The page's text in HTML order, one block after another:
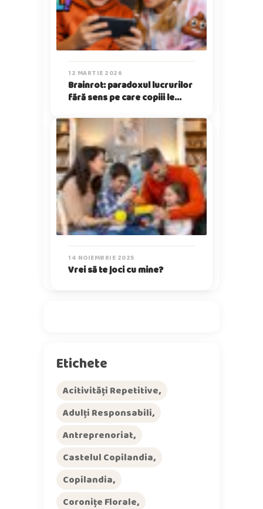
12 MARTIE 2026
Brainrot: paradoxul lucrurilor
fără sens pe care copiii le
14 NOIEMBRIE 2025
Vrei să te joci cu mine?
Etichete
Acitivități Repetitive
Adulți Responsabili
Antreprenoriat
Castelul Copilandia
Copilandia
Coronițe Florale